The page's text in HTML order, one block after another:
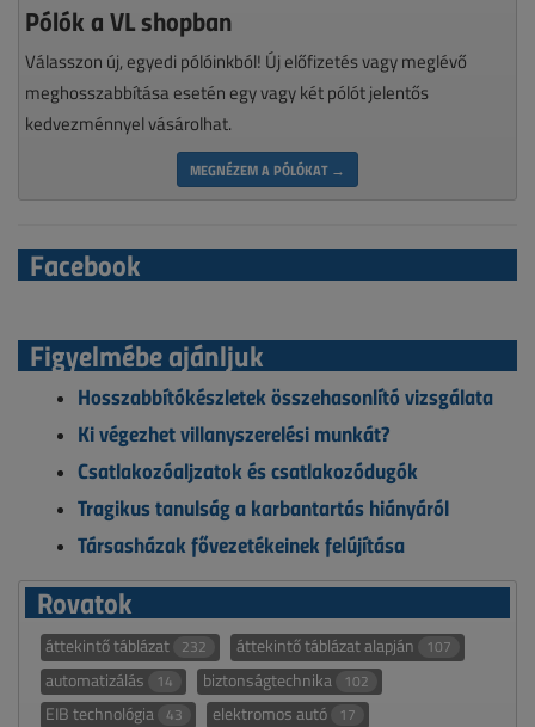
Pólók a VL shopban
Válasszon új, egyedi pólóinkból! Új előfizetés vagy meglévő
meghosszabbítása esetén egy vagy két pólót jelentős
kedvezménnyel vásárolhat.
MEGNÉZEM A PÓLÓKAT →
Facebook
Figyelmébe ajánljuk
Hosszabbítókészletek összehasonlító vizsgálata
Ki végezhet villanyszerelési munkát?
Csatlakozóaljzatok és csatlakozódugók
Tragikus tanulság a karbantartás hiányáról
Társasházak fővezetékeinek felújítása
Rovatok
áttekintő táblázat 232 áttekintő táblázat alapján 107
automatizálás 14 biztonságtechnika 102
EIB technológia 43 elektromos autó 17